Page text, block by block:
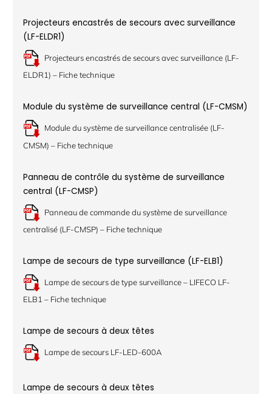
Projecteurs encastrés de secours avec surveillance
(LF-ELDR1)
Projecteurs encastrés de secours avec surveillance (LF-
ELDR1) – Fiche technique
Module du système de surveillance central (LF-CMSM)
Module du système de surveillance centralisée (LF-
CMSM) – Fiche technique
Panneau de contrôle du système de surveillance
central (LF-CMSP)
Panneau de commande du système de surveillance
centralisé (LF-CMSP) – Fiche technique
Lampe de secours de type surveillance (LF-ELB1)
Lampe de secours de type surveillance – LIFECO LF-
ELB1 – Fiche technique
Lampe de secours à deux têtes
Lampe de secours LF-LED-600A
Lampe de secours à deux têtes